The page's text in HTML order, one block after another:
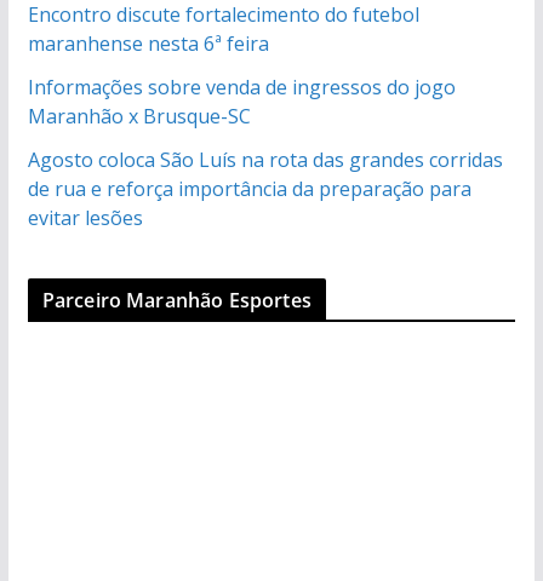
Encontro discute fortalecimento do futebol
maranhense nesta 6ª feira
Informações sobre venda de ingressos do jogo
Maranhão x Brusque-SC
Agosto coloca São Luís na rota das grandes corridas
de rua e reforça importância da preparação para
evitar lesões
Parceiro Maranhão Esportes